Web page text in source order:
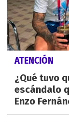
ATENCIÓN
¿Qué tuvo
escándalo
Enzo